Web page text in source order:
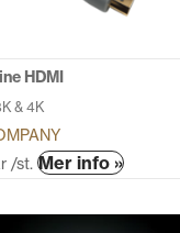
HDMI
& 4K
/st. Mer info »Den